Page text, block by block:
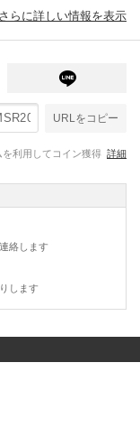
さらに詳しい情報を表示
URLをコピー
利用してコイン獲得 詳細
絡します
します